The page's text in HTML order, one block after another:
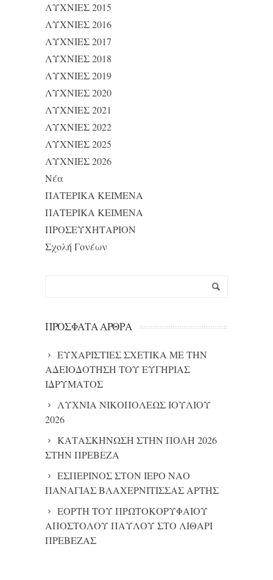
ΛΥΧΝΙΕΣ 2015
ΛΥΧΝΙΕΣ 2016
ΛΥΧΝΙΕΣ 2017
ΛΥΧΝΙΕΣ 2018
ΛΥΧΝΙΕΣ 2019
ΛΥΧΝΙΕΣ 2020
ΛΥΧΝΙΕΣ 2021
ΛΥΧΝΙΕΣ 2022
ΛΥΧΝΙΕΣ 2025
ΛΥΧΝΙΕΣ 2026
Νέα
ΠΑΤΕΡΙΚΑ ΚΕΙΜΕΝΑ
ΠΑΤΕΡΙΚΑ ΚΕΙΜΕΝΑ
ΠΡΟΣΕΥΧΗΤΑΡΙΟΝ
Σχολή Γονέων
ΠΡΌΣΦΑΤΑ ΆΡΘΡΑ
ΕΥΧΑΡΙΣΤΙΕΣ ΣΧΕΤΙΚΑ ΜΕ ΤΗΝ
ΑΔΕΙΟΔΟΤΗΣΗ ΤΟΥ ΕΥΓΗΡΙΑΣ
ΙΔΡΥΜΑΤΟΣ
ΛΥΧΝΙΑ ΝΙΚΟΠΟΛΕΩΣ ΙΟΥΛΙΟΥ
2026
ΚΑΤΑΣΚΗΝΩΣΗ ΣΤΗΝ ΠΟΛΗ 2026
ΣΤΗΝ ΠΡΕΒΕΖΑ
ΕΣΠΕΡΙΝΟΣ ΣΤΟΝ ΙΕΡΟ ΝΑΟ
ΠΑΝΑΓΙΑΣ ΒΛΑΧΕΡΝΙΤΙΣΣΑΣ ΑΡΤΗΣ
ΕΟΡΤΗ ΤΟΥ ΠΡΩΤΟΚΟΡΥΦΑΙΟΥ
ΑΠΟΣΤΟΛΟΥ ΠΑΥΛΟΥ ΣΤΟ ΛΙΘΑΡΙ
ΠΡΕΒΕΖΑΣ